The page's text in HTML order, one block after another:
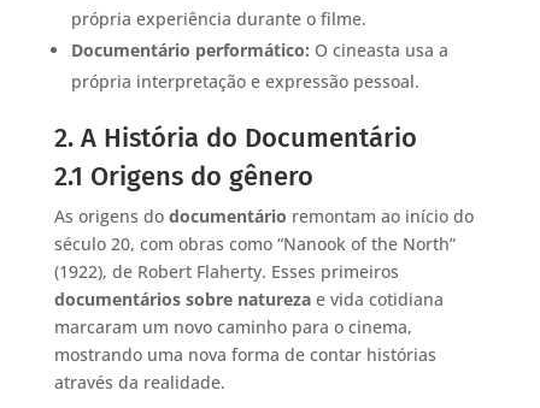
própria experiência durante o filme.
Documentário performático: O cineasta usa a
própria interpretação e expressão pessoal.
2. A História do Documentário
2.1 Origens do gênero
As origens do documentário remontam ao início do
século 20, com obras como “Nanook of the North”
(1922), de Robert Flaherty. Esses primeiros
documentários sobre naturezae vida cotidiana
marcaram um novo caminho para o cinema,
mostrando uma nova forma de contar histórias
através da realidade.